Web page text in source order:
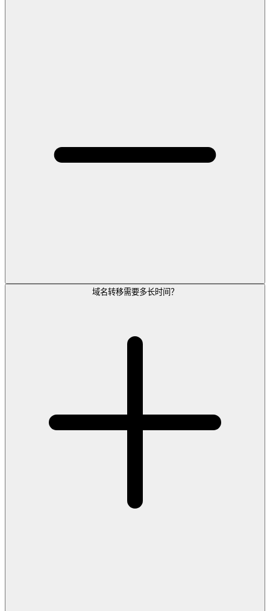
域名转移需要多长时间？